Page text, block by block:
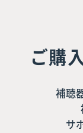
ご購
補聴
サ